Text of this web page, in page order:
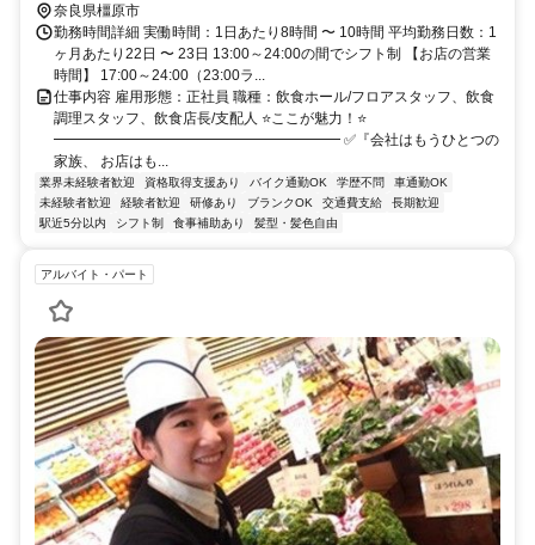
奈良県橿原市
勤務時間詳細 実働時間：1日あたり8時間 〜 10時間 平均勤務日数：1
ヶ月あたり22日 〜 23日 13:00～24:00の間でシフト制 【お店の営業
時間】 17:00～24:00（23:00ラ...
仕事内容 雇用形態：正社員 職種：飲食ホール/フロアスタッフ、飲食
調理スタッフ、飲食店長/支配人 ⭐ここが魅力！⭐
━━━━━━━━━━━━━━━━━━━━ ✅『会社はもうひとつの
家族、 お店はも...
業界未経験者歓迎 資格取得支援あり バイク通勤OK 学歴不問
車通勤OK
未経験者歓迎
経験者歓迎 研修あり ブランクOK 交通費支給
長期歓迎
駅近5分以内
シフト制 食事補助あり 髪型・髪色自由
アルバイト・パート